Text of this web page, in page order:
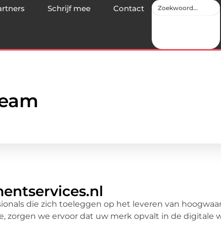
Schrijf mee Contact
die zich toeleggen op het leveren van
zorgen we ervoor dat uw merk opvalt in de digitale